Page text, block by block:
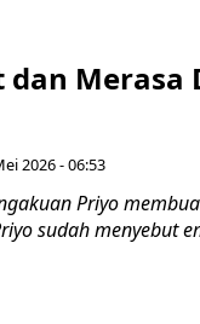
dan
2026 - 06:53
Priyo
sudah menyebut